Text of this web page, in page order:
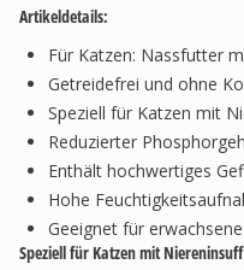
Artikeldetails:
Für Katzen: Nassfutter
Getreidefrei und ohne
Speziell für Katzen mit
Reduzierter
Enthält hochwertiges
Hohe
Geeignet für
Speziell für Katzen mit